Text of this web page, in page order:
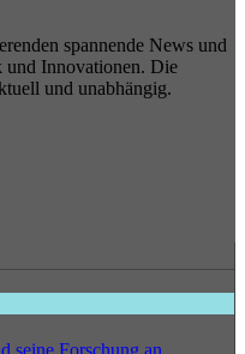
spannende News und
und Innovationen. Die
und unabhängig.
seine Forschung an